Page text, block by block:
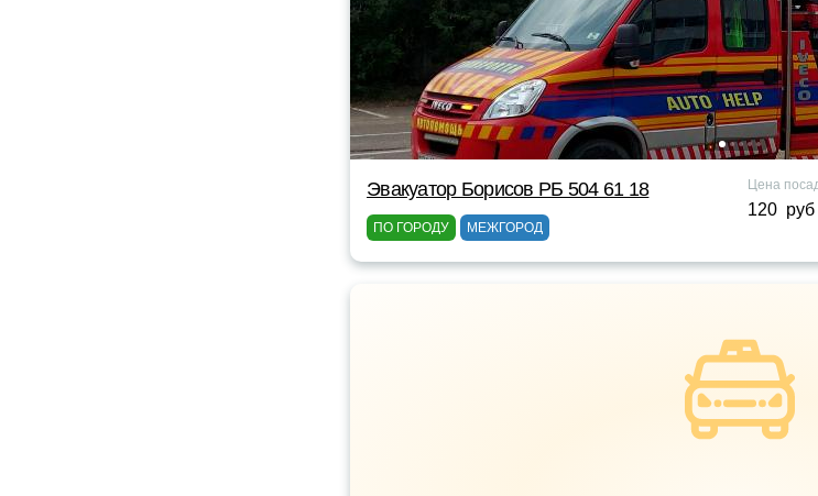
Эвакуатор Борисов РБ 504 61 18
ПО ГОРОДУ МЕЖГОРОД
Цена
120 руб